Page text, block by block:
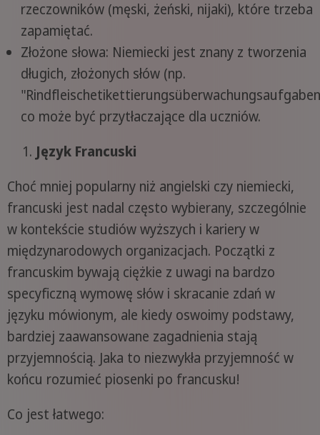
rzeczowników (męski, żeński, nijaki), które trzeba
zapamiętać.
Złożone słowa: Niemiecki jest znany z tworzenia
długich, złożonych słów (np.
co może być przytłaczające dla uczniów.
Język Francuski
Choć mniej popularny niż angielski czy niemiecki,
francuski jest nadal często wybierany, szczególnie
w kontekście studiów wyższych i kariery w
międzynarodowych organizacjach. Początki z
francuskim bywają ciężkie z uwagi na bardzo
specyficzną wymowę słów i skracanie zdań w
języku mówionym, ale kiedy oswoimy podstawy,
bardziej zaawansowane zagadnienia stają
przyjemnością. Jaka to niezwykła przyjemność w
końcu rozumieć piosenki po francusku!
Co jest łatwego: